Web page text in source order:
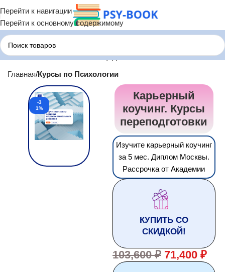
Перейти к навигации
Перейти к основному содержимому
Главная Курсы по Психологии
-3
1%
Карьерный
коучинг. Курсы
переподготовки
Изучите карьерный коучинг
за 5 мес. Диплом Москвы.
Рассрочка от Академии
КУПИТЬ СО
СКИДКОЙ!
103,600₽ 71,400 ₽